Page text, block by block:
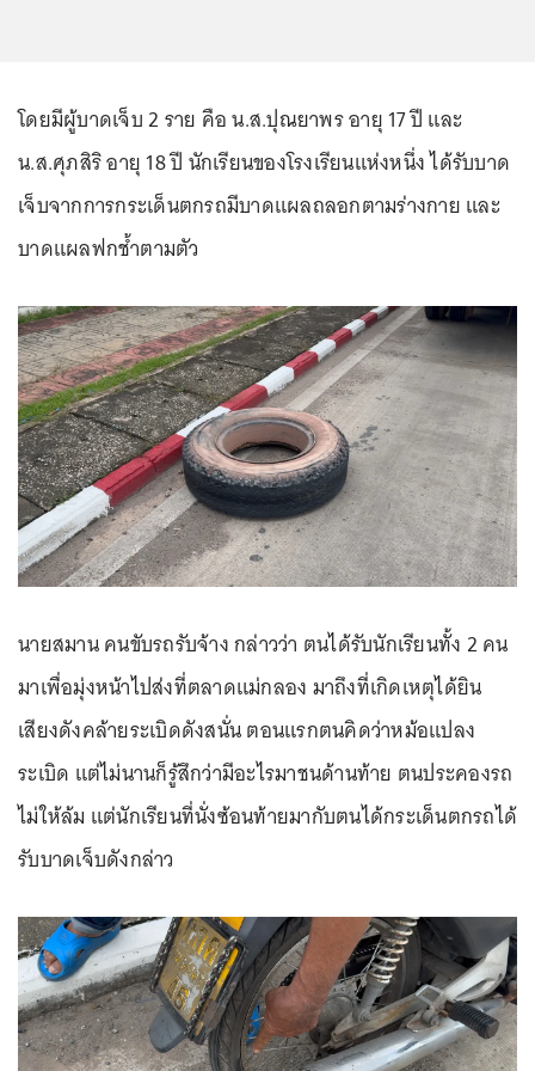
โดยมีผู้บาดเจ็บ 2 ราย คือ น.ส.ปุณยาพร อายุ 17 ปี และ
น.ส.ศุภสิริ อายุ 18 ปี นักเรียนของโรงเรียนแห่งหนึ่ง ได้รับบาด
เจ็บจากการกระเด็นตกรถมีบาดแผลถลอกตามร่างกาย และ
บาดแผลฟกช้ำตามตัว
นายสมาน คนขับรถรับจ้าง กล่าวว่า ตนได้รับนักเรียนทั้ง 2 คน
มาเพื่อมุ่งหน้าไปส่งที่ตลาดแม่กลอง มาถึงที่เกิดเหตุได้ยิน
เสียงดังคล้ายระเบิดดังสนั่น ตอนแรกตนคิดว่าหม้อแปลง
ระเบิด แต่ไม่นานก็รู้สึกว่ามีอะไรมาชนด้านท้าย ตนประคองรถ
ไม่ให้ล้ม แต่นักเรียนที่นั่งซ้อนท้ายมากับตนได้กระเด็นตกรถได้
รับบาดเจ็บดังกล่าว